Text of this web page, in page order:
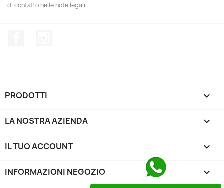
di contatto nelle note legali.
PRODOTTI 
LA NOSTRA AZIENDA 
IL TUO ACCOUNT 
INFORMAZIONI NEGOZIO keyboard_arrow_down